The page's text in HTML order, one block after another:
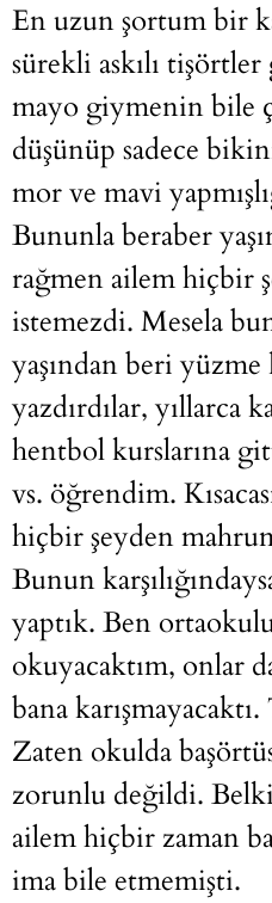
En uzun şortum bir
sürekli askılı
mayo giymenin bile
düşünüp sadece
mor ve mavi
Bununla beraber
rağmen ailem hiçbir
istemezdi. Mesela
yaşından beri yüzme
yazdırdılar, yıllarca
hentbol kurslarına
vs. öğrendim.
hiçbir şeyden
Bunun
yaptık. Ben
okuyacaktım, onlar
bana
Zaten okulda
zorunlu değildi.
ailem hiçbir zaman
ima bile etmemişti.